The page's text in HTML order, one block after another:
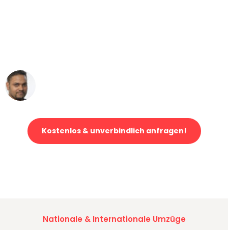
Kostenlos & unverbindlich anfragen!
Nationale & Internationale Umzüge